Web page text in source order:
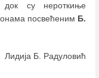
су нероткиње
посвећеним Б.
Лидија Б. Радуловић